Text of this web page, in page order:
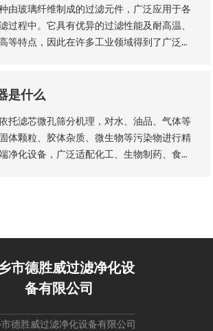
由玻璃纤维制成的过滤元件，广泛应用于各
过程中。它具有优异的过滤性能及耐高温、
等特点，因此在许多工业领域得到了广泛的
是什么
托滤芯微孔筛分机理，对水、油品、气体等
体颗粒、胶体杂质、微生物等污染物进行精
净化设备，广泛适配化工、生物制药、食品
市德胜威过滤净化设
备有限公司
德胜威过滤净化设备有限公司